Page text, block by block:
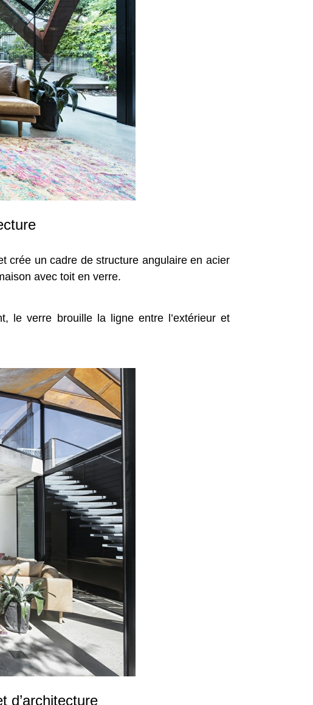
crée un cadre de structure angulaire en acier
avec toit en verre.
le verre brouille la ligne entre l’extérieur et
d’architecture